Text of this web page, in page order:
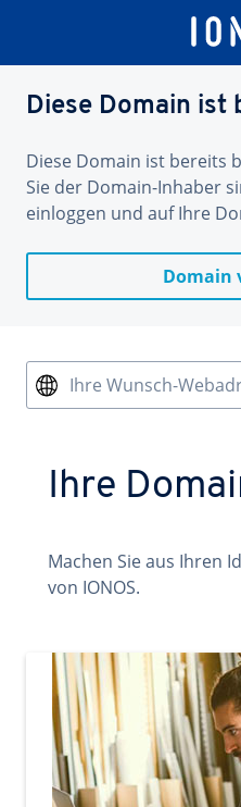
Diese Domain
Diese Domain ist bereits
Sie der Domain-Inhaber
einloggen und auf Ihre
Domain
Ihre Wunsch-
Ihre
Machen Sie aus Ihren
von IONOS.